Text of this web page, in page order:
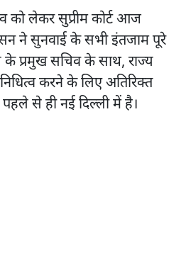
को लेकर सुप्रीम कोर्ट आज
ने सुनवाई के सभी इंतजाम पूरे
के प्रमुख सचिव के साथ, राज्य
करने के लिए अतिरिक्त
से ही नई दिल्ली में है।